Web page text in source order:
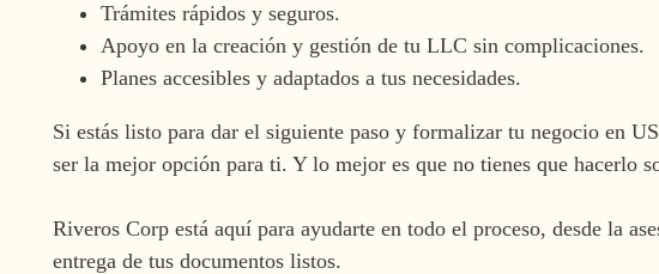
Trámites rápidos y seguros.
Apoyo en la creación y gestión de tu LLC sin complicaciones.
Planes accesibles y adaptados a tus necesidades.
Si estás listo para dar el siguiente paso y formalizar tu negocio en
ser la mejor opción para ti. Y lo mejor es que no tienes que hacerlo
Riveros Corp está aquí para ayudarte en todo el proceso, desde la
entrega de tus documentos listos.